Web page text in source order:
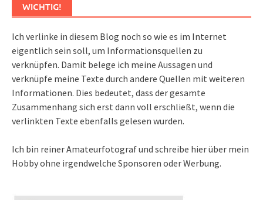
WICHTIG!
Ich verlinke in diesem Blog noch so wie es im Internet
eigentlich sein soll, um Informationsquellen zu
verknüpfen. Damit belege ich meine Aussagen und
verknüpfe meine Texte durch andere Quellen mit weiteren
Informationen. Dies bedeutet, dass der gesamte
Zusammenhang sich erst dann voll erschließt, wenn die
verlinkten Texte ebenfalls gelesen wurden.
Ich bin reiner Amateurfotograf und schreibe hier über mein
Hobby ohne irgendwelche Sponsoren oder Werbung.